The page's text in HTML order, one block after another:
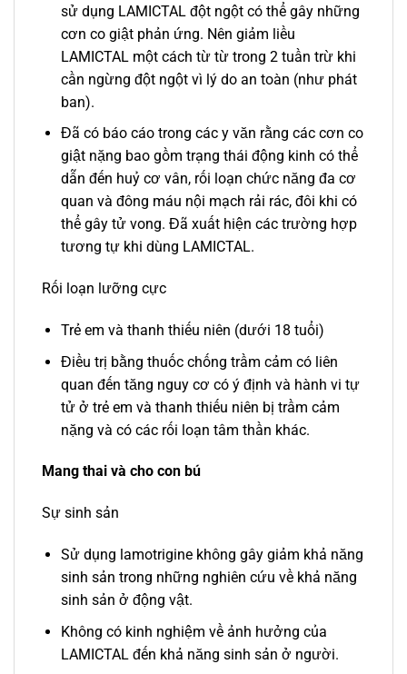
sử dụng LAMICTAL đột ngột có thể gây những
cơn co giật phản ứng. Nên giảm liều
LAMICTAL một cách từ từ trong 2 tuần trừ khi
cần ngừng đột ngột vì lý do an toàn (như phát
ban).
Đã có báo cáo trong các y văn rằng các cơn co
giật nặng bao gồm trạng thái động kinh có thể
dẫn đến huỷ cơ vân, rối loạn chức năng đa cơ
quan và đông máu nội mạch rải rác, đôi khi có
thể gây tử vong. Đã xuất hiện các trường hợp
tương tự khi dùng LAMICTAL.
Rối loạn lưỡng cực
Trẻ em và thanh thiếu niên (dưới 18 tuổi)
Điều trị bằng thuốc chống trầm cảm có liên
quan đến tăng nguy cơ có ý định và hành vi tự
tử ở trẻ em và thanh thiếu niên bị trầm cảm
nặng và có các rối loạn tâm thần khác.
Mang thai và cho con bú
Sự sinh sản
Sử dụng lamotrigine không gây giảm khả năng
sinh sản trong những nghiên cứu về khả năng
sinh sản ở động vật.
Không có kinh nghiệm về ảnh hưởng của
LAMICTAL đến khả năng sinh sản ở người.